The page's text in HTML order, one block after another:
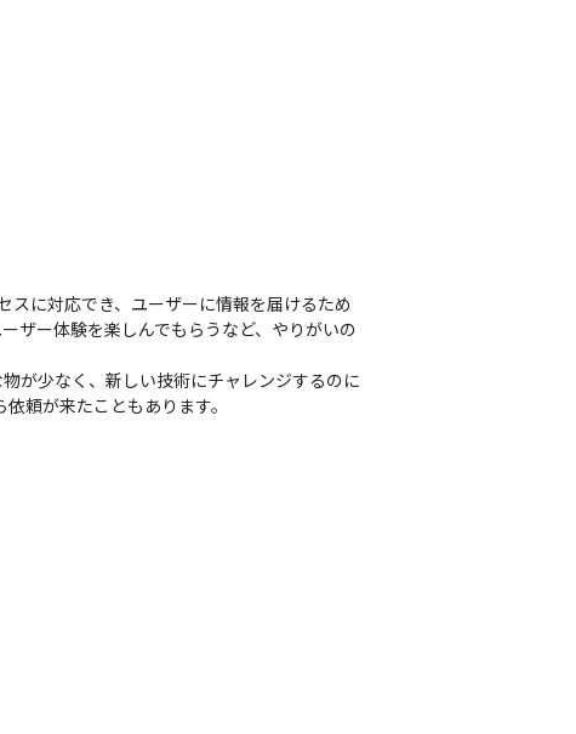
に対応でき、ユーザーに情報を届けるため
ザー体験を楽しんでもらうなど、やりがいの
が少なく、新しい技術にチャレンジするのに
頼が来たこともあります。